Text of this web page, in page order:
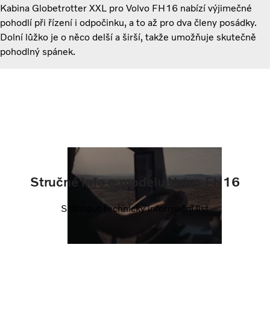
Kabina Globetrotter XXL pro Volvo FH16 nabízí výjimečné
pohodlí při řízení i odpočinku, a to až pro dva členy posádky.
Dolní lůžko je o něco delší a širší, takže umožňuje skutečně
pohodlný spánek.
Stručné info o modelu Volvo FH16
Stáhnout technický informační list